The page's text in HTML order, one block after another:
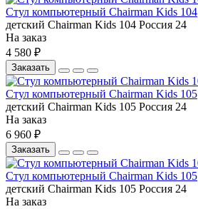
Стул компьютерный Chairman Kids 104
детский Chairman Kids 104 Россия 24
На заказ
4 580 ₽
Заказать
Стул компьютерный Chairman Kids 105
детский Chairman Kids 105 Россия 24
На заказ
6 960 ₽
Заказать
Стул компьютерный Chairman Kids 105
детский Chairman Kids 105 Россия 24
На заказ